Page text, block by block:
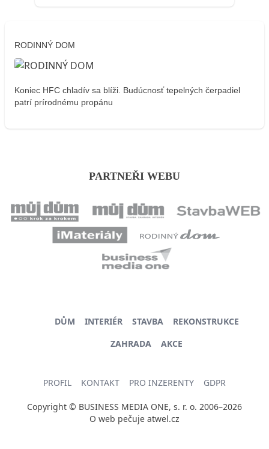
RODINNÝ DOM
Koniec HFC chladív sa blíži. Budúcnosť tepelných čerpadiel
patrí prírodnému propánu
PARTNEŘI WEBU
DŮM INTERIÉR STAVBA
REKONSTRUKCE
ZAHRADA
AKCE
PROFIL KONTAKT PRO INZERENTY GDPR
Copyright © BUSINESS MEDIA ONE, s. r. o. 2006–2026